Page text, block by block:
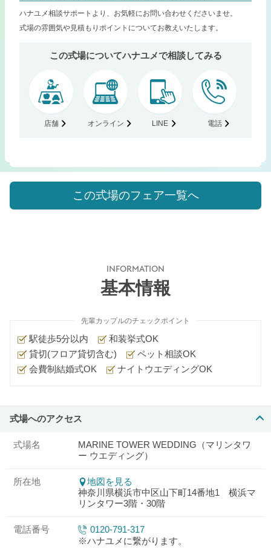
ハナユメ相談サポートより、お気軽にお問い合わせくださいませ。
式場の雰囲気や見積もりポイントについてお教えいたします。
この式場についてハナユメで相談してみる
店舗 オンライン LINE 電話
この式場のフェア一覧へ
INFORMATION
基本情報
先輩カップルのチェックポイント
駅徒歩5分以内
和装挙式OK
貸切(フロア貸切含む)
ペット相談OK
会費制結婚式OK
ナイトウエディングOK
式場へのアクセス
式場名
MARINE TOWER WEDDING（マリンタワ
ー ウエディング）
所在地
地図を見る
神奈川県横浜市中区山下町14番地1 横浜マ
リンタワー3階・30階
電話番号
0120-791-317
※ハナユメに繋がります。